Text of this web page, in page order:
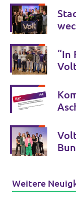
“In
Weitere